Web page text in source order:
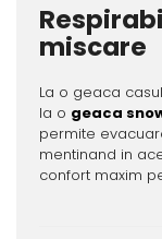
miscare
La o geaca
la o geaca
permite
mentinand in
confort maxim